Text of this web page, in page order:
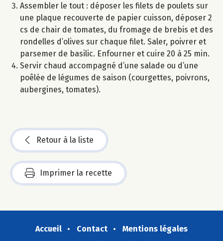
Assembler le tout : déposer les filets de poulets sur
une plaque recouverte de papier cuisson, déposer 2
cs de chair de tomates, du fromage de brebis et des
rondelles d’olives sur chaque filet. Saler, poivrer et
parsemer de basilic. Enfourner et cuire 20 à 25 min.
Servir chaud accompagné d’une salade ou d’une
poêlée de légumes de saison (courgettes, poivrons,
aubergines, tomates).
Retour à la liste
Imprimer la recette
Accueil Contact
Mentions légales